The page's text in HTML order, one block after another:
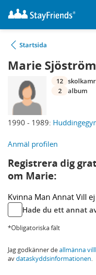
Startsida
Marie Sjöström
1990 - 1989:
12
2
album
Anmäl profilen
Registrera dig
om Marie:
Kvinna Man AnnatVill
Hade du ett annat
*Obligatoriska fält
Jag godkänner deallmänna
avdataskyddsinformationen.